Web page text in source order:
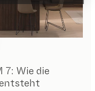
7: Wie die